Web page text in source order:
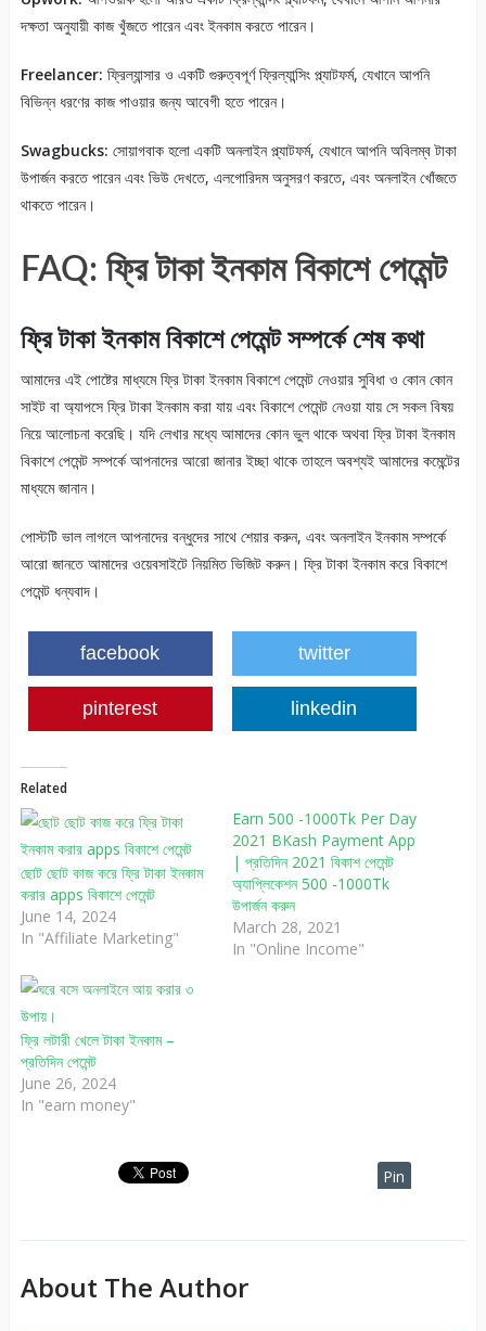
দক্ষতা অনুযায়ী কাজ খুঁজতে পারেন এবং ইনকাম করতে পারেন।
Freelancer: ফ্রিল্যান্সার ও একটি গুরুত্বপূর্ণ ফ্রিল্যান্সিং প্ল্যাটফর্ম, যেখানে আপনি
বিভিন্ন ধরণের কাজ পাওয়ার জন্য আবেগী হতে পারেন।
Swagbucks: সোয়াগবাক হলো একটি অনলাইন প্ল্যাটফর্ম, যেখানে আপনি অবিলম্ব টাকা
উপার্জন করতে পারেন এবং ভিউ দেখতে, এলগোরিদম অনুসরণ করতে, এবং অনলাইন খোঁজতে
থাকতে পারেন।
FAQ: ফ্রি টাকা ইনকাম বিকাশে পেমেন্ট
ফ্রি টাকা ইনকাম বিকাশে পেমেন্ট সম্পর্কে শেষ কথা
আমাদের এই পোষ্টের মাধ্যমে ফ্রি টাকা ইনকাম বিকাশে পেমেন্ট নেওয়ার সুবিধা ও কোন কোন
সাইট বা অ্যাপসে ফ্রি টাকা ইনকাম করা যায় এবং বিকাশে পেমেন্ট নেওয়া যায় সে সকল বিষয়
নিয়ে আলোচনা করেছি। যদি লেখার মধ্যে আমাদের কোন ভুল থাকে অথবা ফ্রি টাকা ইনকাম
বিকাশে পেমেন্ট সম্পর্কে আপনাদের আরো জানার ইচ্ছা থাকে তাহলে অবশ্যই আমাদের কমেন্টের
মাধ্যমে জানান।
পোস্টটি ভাল লাগলে আপনাদের বন্ধুদের সাথে শেয়ার করুন, এবং অনলাইন ইনকাম সম্পর্কে
আরো জানতে আমাদের ওয়েবসাইটে নিয়মিত ভিজিট করুন। ফ্রি টাকা ইনকাম করে বিকাশে
পেমেন্ট ধন্যবাদ।
facebook twitter
pinterest linkedin
Related
ছোট ছোট কাজ করে ফ্রি টাকা ইনকাম
করার apps বিকাশে পেমেন্ট
June 14, 2024
In "Affiliate Marketing"
Earn 500 -1000Tk Per Day
2021 BKash Payment App
| প্রতিদিন 2021 বিকাশ পেমেন্ট
অ্যাপ্লিকেশন 500 -1000Tk
উপার্জন করুন
March 28, 2021
In "Online Income"
ফ্রি লটারী খেলে টাকা ইনকাম –
প্রতিদিন পেমেন্ট
June 26, 2024
In "earn money"
Pin
About The Author